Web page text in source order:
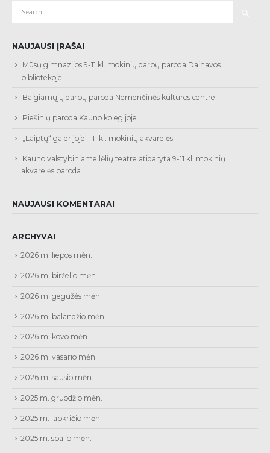
NAUJAUSI ĮRAŠAI
Mūsų gimnazijos 9-11 kl. mokinių darbų paroda Dainavos
bibliotekoje.
Baigiamųjų darbų paroda Nemenčinės kultūros centre.
Piešinių paroda Kauno kolegijoje.
„Laiptų“ galerijoje – 11 kl. mokinių akvarelės.
Kauno valstybiniame lėlių teatre atidaryta 9-11 kl. mokinių
akvarelės paroda.
NAUJAUSI KOMENTARAI
ARCHYVAI
2026 m. liepos mėn.
2026 m. birželio mėn.
2026 m. gegužės mėn.
2026 m. balandžio mėn.
2026 m. kovo mėn.
2026 m. vasario mėn.
2026 m. sausio mėn.
2025 m. gruodžio mėn.
2025 m. lapkričio mėn.
2025 m. spalio mėn.